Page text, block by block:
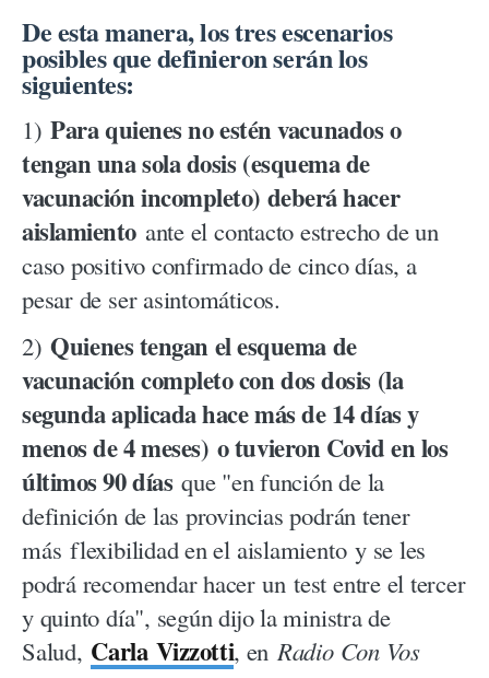
De esta manera, los tres escenarios
posibles que definieron serán los
siguientes:
1)Para quienes no estén vacunados o
tengan una sola dosis (esquema de
vacunación incompleto) deberá hacer
aislamiento ante el contacto estrecho de un
caso positivo confirmado de cinco días, a
pesar de ser asintomáticos.
2)Quienes tengan el esquema de
vacunación completo con dos dosis (la
segunda aplicada hace más de 14 días y
menos de 4 meses) o tuvieron Covid en los
últimos 90 díasque "en función de la
definición de las provincias podrán tener
más flexibilidad en el aislamiento y se les
podrá recomendar hacer un test entre el tercer
y quinto día", según dijo la ministra de
Salud, Carla Vizzotti, en Radio Con Vos